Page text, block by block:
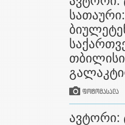
ავტორი: